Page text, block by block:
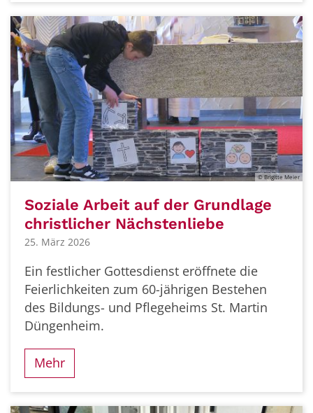
© Brigitte Meier
Soziale Arbeit auf der Grundlage
christlicher Nächstenliebe
25. März 2026
Ein festlicher Gottesdienst eröffnete die
Feierlichkeiten zum 60-jährigen Bestehen
des Bildungs- und Pflegeheims St. Martin
Düngenheim.
Mehr